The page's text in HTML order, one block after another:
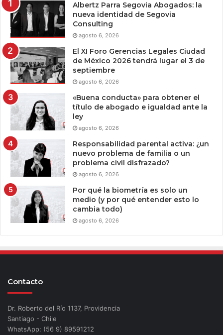
Albertz Parra Segovia Abogados: la
nueva identidad de Segovia
Consulting
agosto 6, 2026
El XI Foro Gerencias Legales Ciudad
de México 2026 tendrá lugar el 3 de
septiembre
agosto 6, 2026
«Buena conducta» para obtener el
título de abogado e igualdad ante la
ley
agosto 6, 2026
Responsabilidad parental activa: ¿un
nuevo problema de familia o un
problema civil disfrazado?
agosto 6, 2026
Por qué la biometría es solo un
medio (y por qué entender esto lo
cambia todo)
agosto 6, 2026
Contacto
Dr. Roberto del Río 1137, Providencia
Santiago - Chile
WhatsApp: (56 9) 89591212